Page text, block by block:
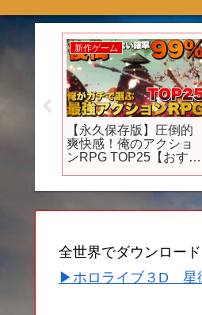
新作ゲーム
【永久保存版】圧倒的
爽快感！俺のアクショ
ンRPG TOP25【おすす
全世界でダウンロード
▶ホロライブ３D 星